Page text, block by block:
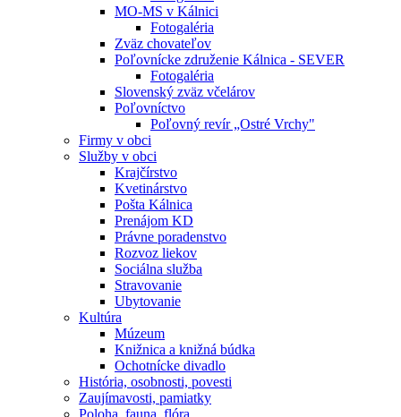
MO-MS v Kálnici
Fotogaléria
Zväz chovateľov
Poľovnícke združenie Kálnica - SEVER
Fotogaléria
Slovenský zväz včelárov
Poľovníctvo
Poľovný revír „Ostré Vrchy"
Firmy v obci
Služby v obci
Krajčírstvo
Kvetinárstvo
Pošta Kálnica
Prenájom KD
Právne poradenstvo
Rozvoz liekov
Sociálna služba
Stravovanie
Ubytovanie
Kultúra
Múzeum
Knižnica a knižná búdka
Ochotnícke divadlo
História, osobnosti, povesti
Zaujímavosti, pamiatky
Poloha, fauna, flóra